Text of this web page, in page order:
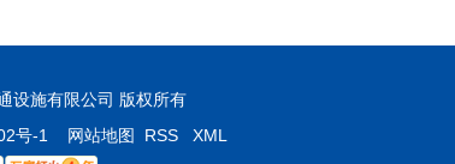
设施有限公司 版权所有
号-1 网站地图 RSS
XML